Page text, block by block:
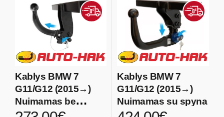
Kablys BMW 7
G11/G12 (2015→)
Nuimamas be
spynos
Kablys BMW 7
G11/G12 (2015→)
Nuimamas su spyna